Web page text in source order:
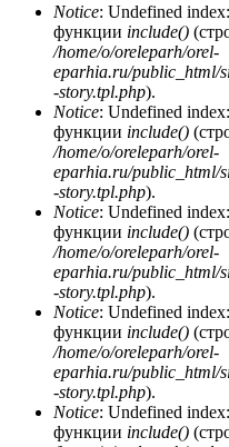
Сообщение об
Notice: Undefined
функции include()
/home/o/oreleparh/orel-
eparhia.ru/public_html/
-story.tpl.php).
Notice: Undefined
функции include()
/home/o/oreleparh/orel-
eparhia.ru/public_html/
-story.tpl.php).
Notice: Undefined
функции include()
/home/o/oreleparh/orel-
eparhia.ru/public_html/
-story.tpl.php).
Notice: Undefined
функции include()
/home/o/oreleparh/orel-
eparhia.ru/public_html/
-story.tpl.php).
Notice: Undefined
функции include()